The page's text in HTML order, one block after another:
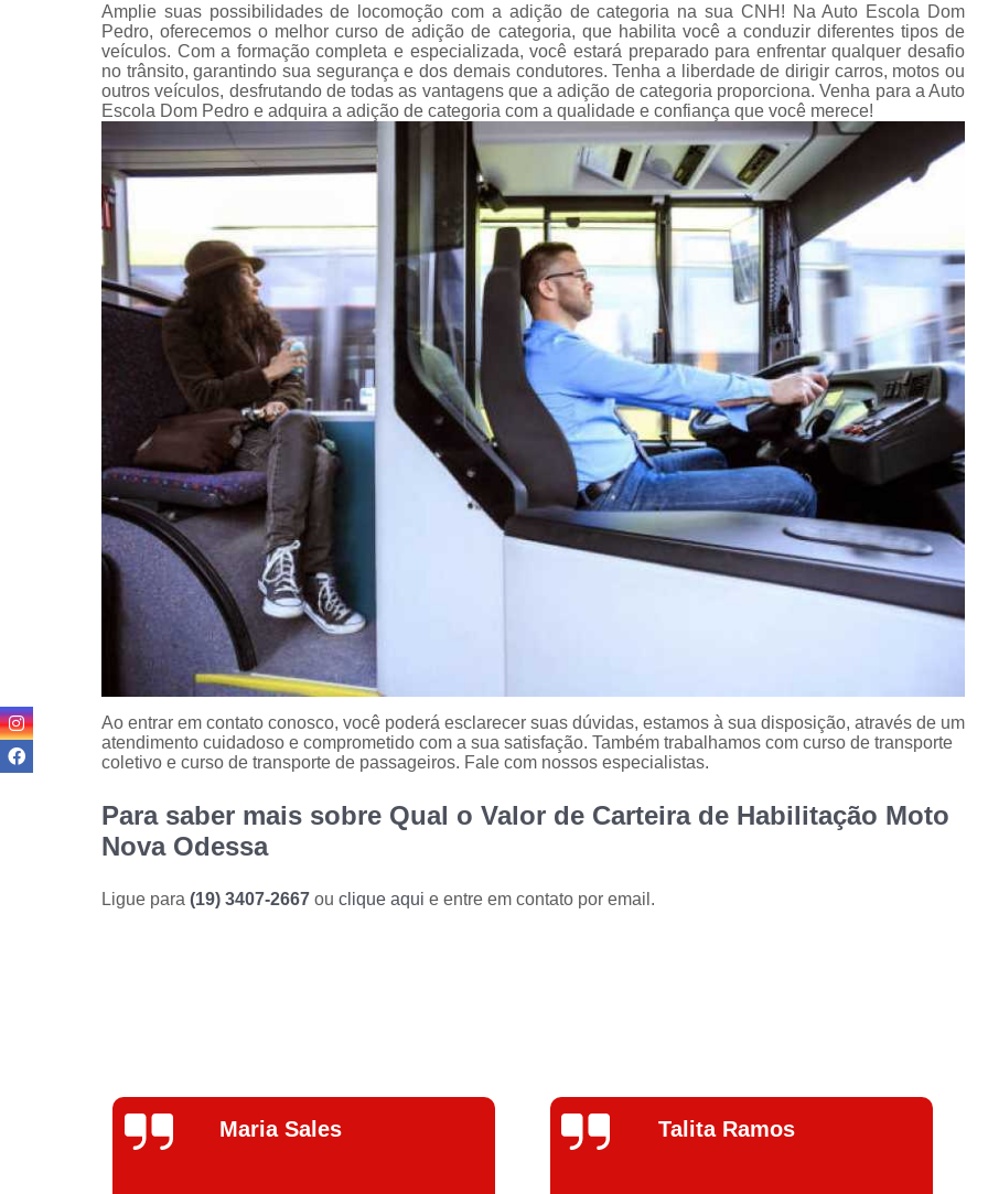
Primeira Habilitação Carro Cidade
Primeira Habilitação Categoria a
Primeira Habilitação de Moto
Reciclagem Carteira de Motorista
Reciclagem Cnh Cassada
Reciclagem da Carteira de
Reciclagem de Carteira de Motorista
Reciclagem
Amplie suas possibilidades de locomoção com a adição de categoria na sua CNH! Na Auto Escola Dom
Pedro, oferecemos o melhor curso de adição de categoria, que habilita você a conduzir diferentes tipos de
veículos. Com a formação completa e especializada, você estará preparado para enfrentar qualquer desafio
no trânsito, garantindo sua segurança e dos demais condutores. Tenha a liberdade de dirigir carros, motos ou
outros veículos, desfrutando de todas as vantagens que a adição de categoria proporciona. Venha para a Auto
Escola Dom Pedro e adquira a adição de categoria com a qualidade e confiança que você merece!
Ao entrar em contato conosco, você poderá esclarecer suas dúvidas, estamos à sua disposição, através de um
atendimento cuidadoso e comprometido com a sua satisfação. Também trabalhamos com curso de transporte
coletivo e curso de transporte de passageiros. Fale com nossos especialistas.
Para saber mais sobre Qual o Valor de Carteira de Habilitação Moto
Nova Odessa
Ligue para (19) 3407-2667 ou clique aqui e entre em contato por email.
Talita Ramos
Jhenifer
Correia